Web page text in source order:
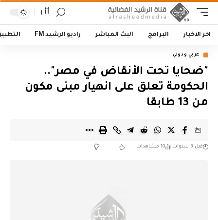
أأ
اخر الاخبار البرامج البث المباشر راديو الرشيد FM
عربي ودولي
"ضحايا تحت الأنقاض في مصر"..
الحكومة تعلق على انهيار مبنى مكون
من 13 طابقا
قبل 3 سنوات 10 مشاهدات